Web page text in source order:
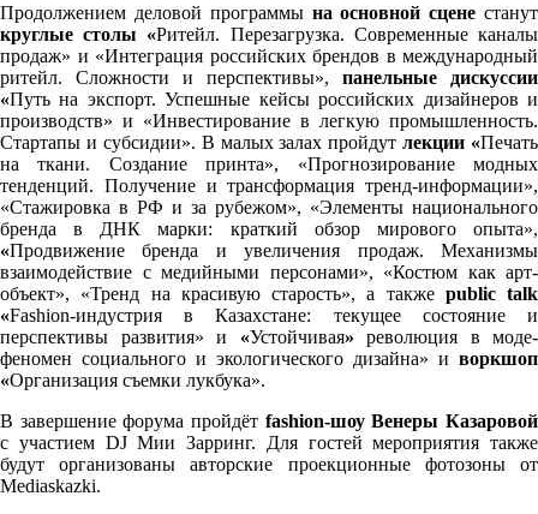
Продолжением деловой программы на основной сцене станут
круглые столы «Ритейл. Перезагрузка. Современные каналы
продаж» и «Интеграция российских брендов в международный
ритейл. Сложности и перспективы», панельные дискуссии
«Путь на экспорт. Успешные кейсы российских дизайнеров и
производств» и «Инвестирование в легкую промышленность.
Стартапы и субсидии». В малых залах пройдутлекции «Печать
на ткани. Создание принта», «Прогнозирование модных
тенденций. Получение и трансформация тренд-информации»,
«Стажировка в РФ и за рубежом», «Элементы национального
бренда в ДНК марки: краткий обзор мирового опыта»,
«Продвижение бренда и увеличения продаж. Механизмы
взаимодействие с медийными персонами», «Костюм как арт-
объект», «Тренд на красивую старость», а также public talk
«Fashion-индустрия в Казахстане: текущее состояние и
перспективы развития» и «Устойчивая» революция в моде-
феномен социального и экологического дизайна» и воркшоп
«Организация съемки лукбука».
В завершение форума пройдёт fashion-шоу Венеры Казаровой
с участием DJ Мии Зарринг. Для гостей мероприятия также
будут организованы авторские проекционные фотозоны от
Mediaskazki.